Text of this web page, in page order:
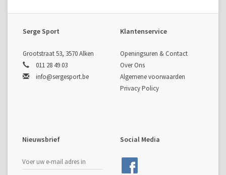
Serge Sport
Grootstraat 53, 3570 Alken
011 28 49 03
info@sergesport.be
Klantenservice
Openingsuren & Contact
Over Ons
Algemene voorwaarden
Privacy Policy
Nieuwsbrief Social Media